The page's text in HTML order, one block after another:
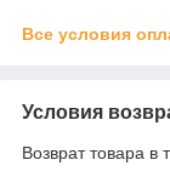
Все условия
Условия
Возврат товара в